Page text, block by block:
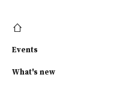
Events
What's new